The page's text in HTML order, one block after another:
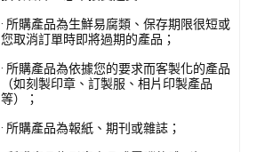
· 所購產品為生鮮易腐類、保存期限很短或
您取消訂單時即將過期的產品；
· 所購產品為依據您的要求而客製化的產品
（如刻製印章、訂製服、相片印製產品
等）；
· 所購產品為報紙、期刊或雜誌；